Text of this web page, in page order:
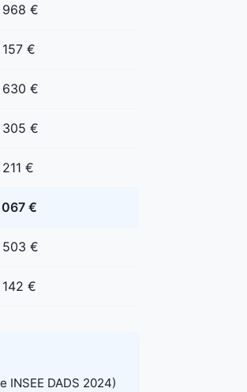
968 €
€
630 €
305 €
€
€
503 €
€
DADS 2024)